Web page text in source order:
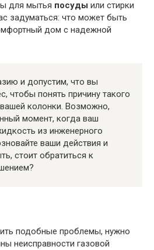
для мытья посуды или стирки
задуматься: что может быть
дом с надежной
и допустим, что вы
чтобы понять причину такого
колонки. Возможно,
момент, когда ваш
из инженерного
ваши действия и
стоит обратиться к
подобные проблемы, нужно
неисправности газовой